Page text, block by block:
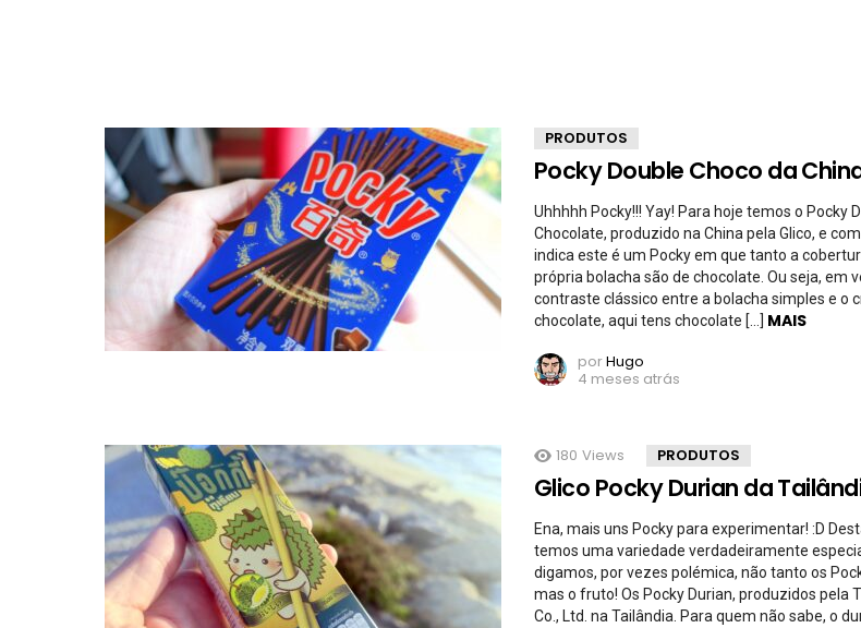
PRODUTOS
Pocky Double Choco da
Uhhhhh Pocky!!! Yay! Para hoje temos o Pocky
Chocolate, produzido na China pela Glico, e
indica este é um Pocky em que tanto a
própria bolacha são de chocolate. Ou seja, em
contraste clássico entre a bolacha simples e o
chocolate, aqui tens chocolate […] MAIS
porHugo
4 meses atrás
180 Views PRODUTOS
Glico Pocky Durian da
Ena, mais uns Pocky para experimentar! :D
temos uma variedade verdadeiramente
digamos, por vezes polémica, não tanto os
mas o fruto! Os Pocky Durian, produzidos pela
Co., Ltd. na Tailândia. Para quem não sabe, o